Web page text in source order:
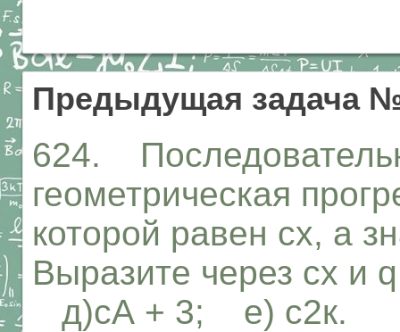
Предыдущая задача
624.
геометрическая
которой равен сх, а
Выразите через сх и
д)сА + 3; е) с2к.